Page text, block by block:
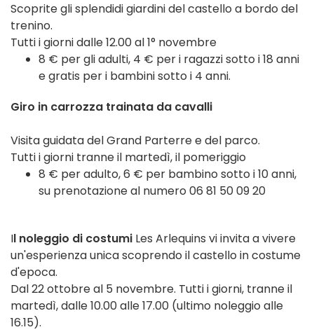
Scoprite gli splendidi giardini del castello a bordo del
trenino.
Tutti i giorni dalle 12.00 al 1° novembre
8 € per gli adulti, 4 € per i ragazzi sotto i 18 anni
e gratis per i bambini sotto i 4 anni.
Giro in carrozza trainata da cavalli
Visita guidata del Grand Parterre e del parco.
Tutti i giorni tranne il martedì, il pomeriggio
8 € per adulto, 6 € per bambino sotto i 10 anni,
su prenotazione al numero 06 81 50 09 20
Il noleggio di costumi Les Arlequins vi invita a vivere
un'esperienza unica scoprendo il castello in costume
d'epoca.
Dal 22 ottobre al 5 novembre. Tutti i giorni, tranne il
martedì, dalle 10.00 alle 17.00 (ultimo noleggio alle
16.15).